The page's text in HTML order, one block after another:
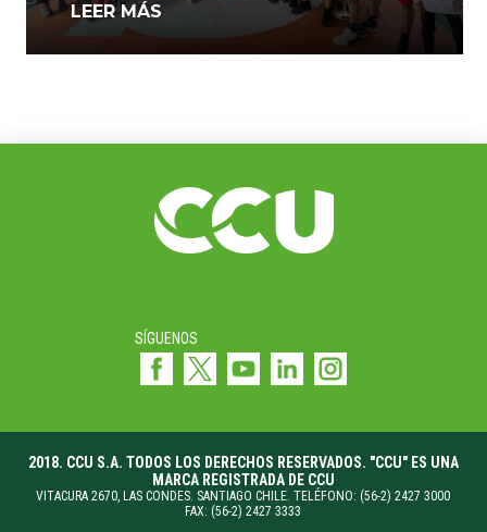
LEER MÁS
SÍGUENOS
2018. CCU S.A. TODOS LOS DERECHOS RESERVADOS. "CCU" ES UNA
MARCA REGISTRADA DE CCU
VITACURA 2670, LAS CONDES. SANTIAGO CHILE. TELÉFONO: (56-2) 2427 3000
FAX: (56-2) 2427 3333